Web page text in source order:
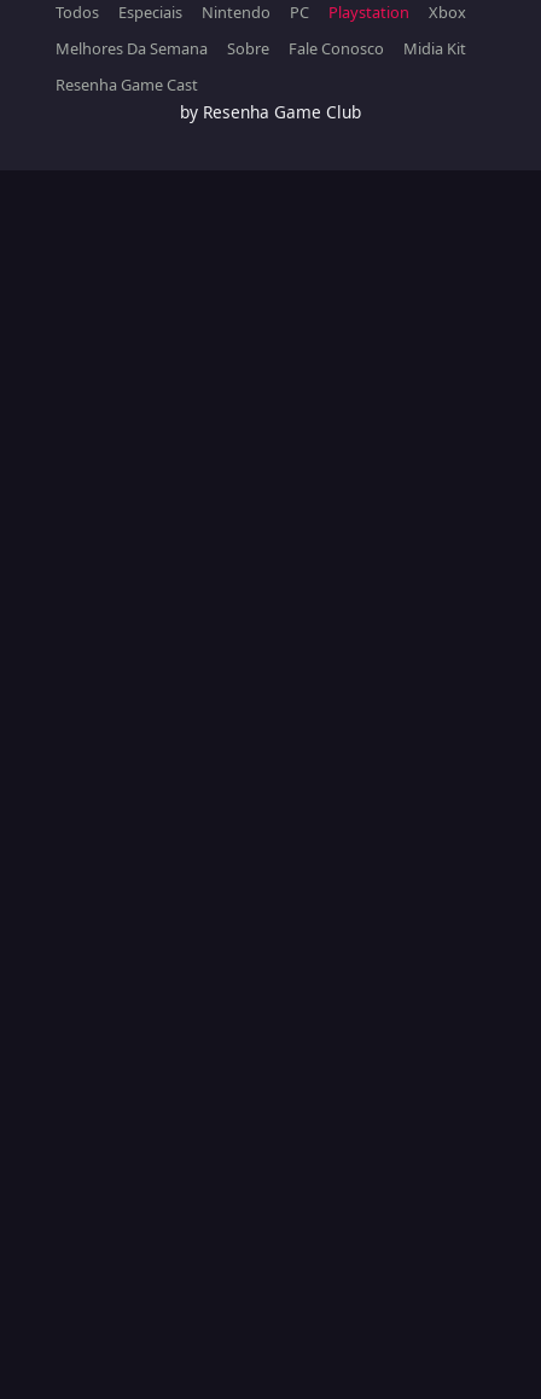
Todos Especiais Nintendo PC Playstation
Xbox
Melhores Da Semana
Sobre Fale Conosco
Midia Kit
Resenha Game Cast
by Resenha Game Club